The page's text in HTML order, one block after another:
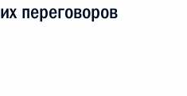
переговоров